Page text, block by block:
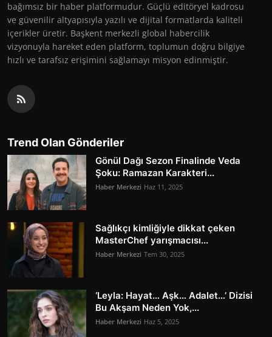
bağımsız bir haber platformudur. Güçlü editöryel kadrosu
ve güvenilir altyapısıyla yazılı ve dijital formatlarda kaliteli
içerikler üretir. Başkent merkezli global habercilik
vizyonuyla hareket eden platform, toplumun doğru bilgiye
hızlı ve tarafsız erişimini sağlamayı misyon edinmiştir.
Trend Olan Gönderiler
Gönül Dağı Sezon Finalinde Veda
Şoku: Ramazan Karakteri...
Haber Merkezi Haz 11, 2025
Sağlıkçı kimliğiyle dikkat çeken
MasterChef yarışmacısı...
Haber Merkezi Tem 30, 2025
‘Leyla: Hayat… Aşk… Adalet…’ Dizisi
Bu Akşam Neden Yok,...
Haber Merkezi Haz 5, 2025